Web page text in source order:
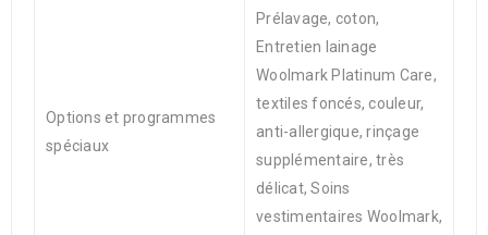
Options et programmes
spéciaux
Prélavage, coton,
Entretien lainage
Woolmark Platinum Care,
textiles foncés, couleur,
anti-allergique, rinçage
supplémentaire, très
délicat, Soins
vestimentaires Woolmark,